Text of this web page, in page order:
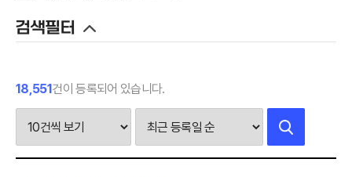
검색필터
18,551건이 등록되어 있습니다.